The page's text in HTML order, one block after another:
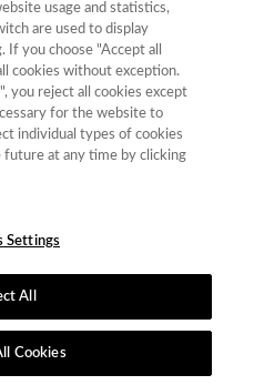
FECYT-
151/2025
5ª Edición
(2016)
5 6 7 9
› última »
Política de Privacidad
usage and statistics,
are used to display
you choose "Accept all
cookies without exception.
you reject all cookies except
for the website to
individual types of cookies
at any time by clicking
Settings
All
Cookies